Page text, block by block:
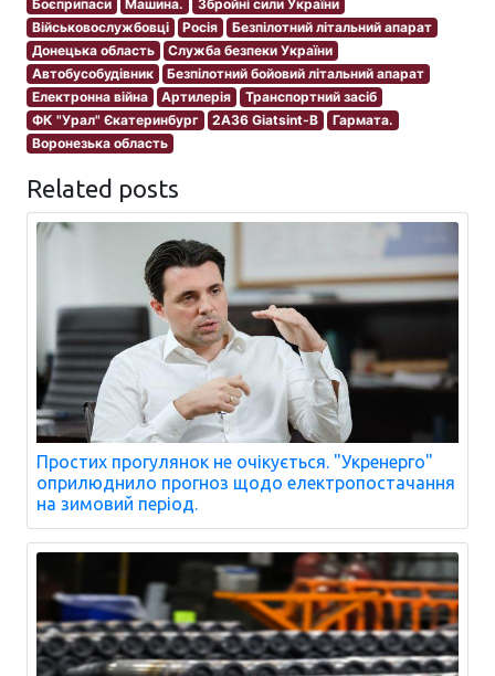
Боєприпаси Машина.
Збройні сили України
Військовослужбовці
Росія
Безпілотний літальний апарат
Донецька область
Служба безпеки України
Автобусобудівник
Безпілотний бойовий літальний апарат
Електронна війна
Артилерія
Транспортний засіб
ФК "Урал" Єкатеринбург
2A36 Giatsint-B
Гармата.
Воронезька область
Related posts
Простих прогулянок не очікується. "Укренерго"
оприлюднило прогноз щодо електропостачання
на зимовий період.